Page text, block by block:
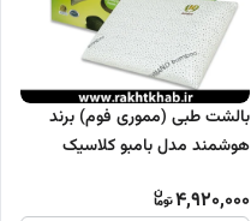
بالشت طبی (مموری فوم) برند
هوشمند مدل بامبو کلاسیک
4,920,000